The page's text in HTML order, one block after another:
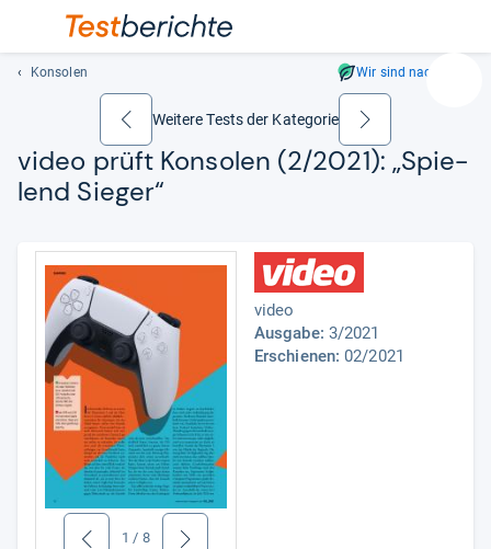
Konsolen Wir sind nachhaltig
video prüft Kon­so­len (2/2021): „Spie­
lend Sie­ger“
zurück Weitere Tests der Kategorie weiter
zurück 1 / 8 weiter
video
Ausgabe: 3/2021
Erschienen: 02/2021